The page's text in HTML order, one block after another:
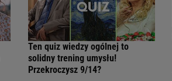
Ten quiz wiedzy ogólnej to
solidny trening umysłu!
Przekroczysz 9/14?